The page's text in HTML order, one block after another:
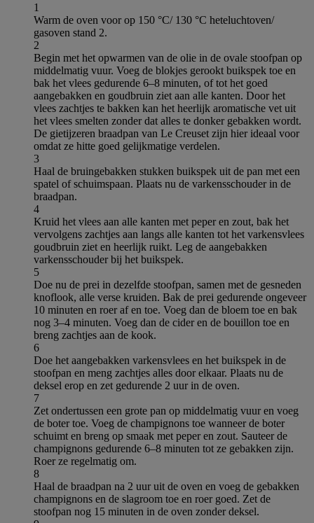
1
Warm de oven voor op 150 °C/ 130 °C heteluchtoven/
gasoven stand 2.
2
Begin met het opwarmen van de olie in de ovale stoofpan op
middelmatig vuur. Voeg de blokjes gerookt buikspek toe en
bak het vlees gedurende 6–8 minuten, of tot het goed
aangebakken en goudbruin ziet aan alle kanten. Door het
vlees zachtjes te bakken kan het heerlijk aromatische vet uit
het vlees smelten zonder dat alles te donker gebakken wordt.
De gietijzeren braadpan van Le Creuset zijn hier ideaal voor
omdat ze hitte goed gelijkmatige verdelen.
3
Haal de bruingebakken stukken buikspek uit de pan met een
spatel of schuimspaan. Plaats nu de varkensschouder in de
braadpan.
4
Kruid het vlees aan alle kanten met peper en zout, bak het
vervolgens zachtjes aan langs alle kanten tot het varkensvlees
goudbruin ziet en heerlijk ruikt. Leg de aangebakken
varkensschouder bij het buikspek.
5
Doe nu de prei in dezelfde stoofpan, samen met de gesneden
knoflook, alle verse kruiden. Bak de prei gedurende ongeveer
10 minuten en roer af en toe. Voeg dan de bloem toe en bak
nog 3–4 minuten. Voeg dan de cider en de bouillon toe en
breng zachtjes aan de kook.
6
Doe het aangebakken varkensvlees en het buikspek in de
stoofpan en meng zachtjes alles door elkaar. Plaats nu de
deksel erop en zet gedurende 2 uur in de oven.
7
Zet ondertussen een grote pan op middelmatig vuur en voeg
de boter toe. Voeg de champignons toe wanneer de boter
schuimt en breng op smaak met peper en zout. Sauteer de
champignons gedurende 6–8 minuten tot ze gebakken zijn.
Roer ze regelmatig om.
8
Haal de braadpan na 2 uur uit de oven en voeg de gebakken
champignons en de slagroom toe en roer goed. Zet de
stoofpan nog 15 minuten in de oven zonder deksel.